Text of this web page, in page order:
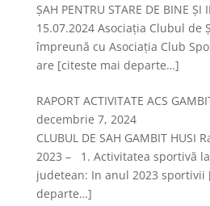
ȘAH PENTRU STARE DE BINE ȘI
15.07.2024 Asociația Clubul de
împreună cu Asociația Club
are [citeste mai departe…]
RAPORT ACTIVITATE ACS
decembrie 7, 2024
CLUBUL DE SAH GAMBIT HUSI
2023 – 1. Activitatea sportivă
judetean: In anul 2023 sportivii
departe…]